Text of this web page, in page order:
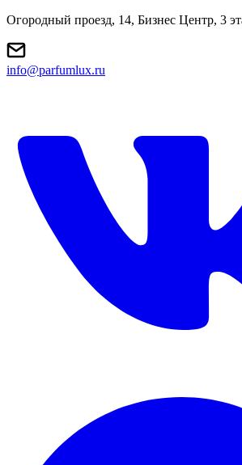
Огородный проезд, 14, Бизнес Центр, 3
info@parfumlux.ru